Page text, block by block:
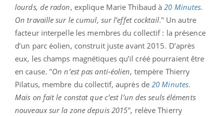
lourds, de radon, explique Marie Thibaud à20 Minutes.
On travaille sur le cumul, sur l’effet cocktail." Un autre
facteur interpelle les membres du collectif : la présence
d’un parc éolien, construit juste avant 2015. D’après
eux, les champs magnétiques qu’il créé pourraient être
en cause. "On n’est pas anti-éolien, tempère Thierry
Pilatus, membre du collectif, auprès de20 Minutes.
Mais on fait le constat que c’est l’un des seuls éléments
nouveaux sur la zone depuis 2015", relève Thierry